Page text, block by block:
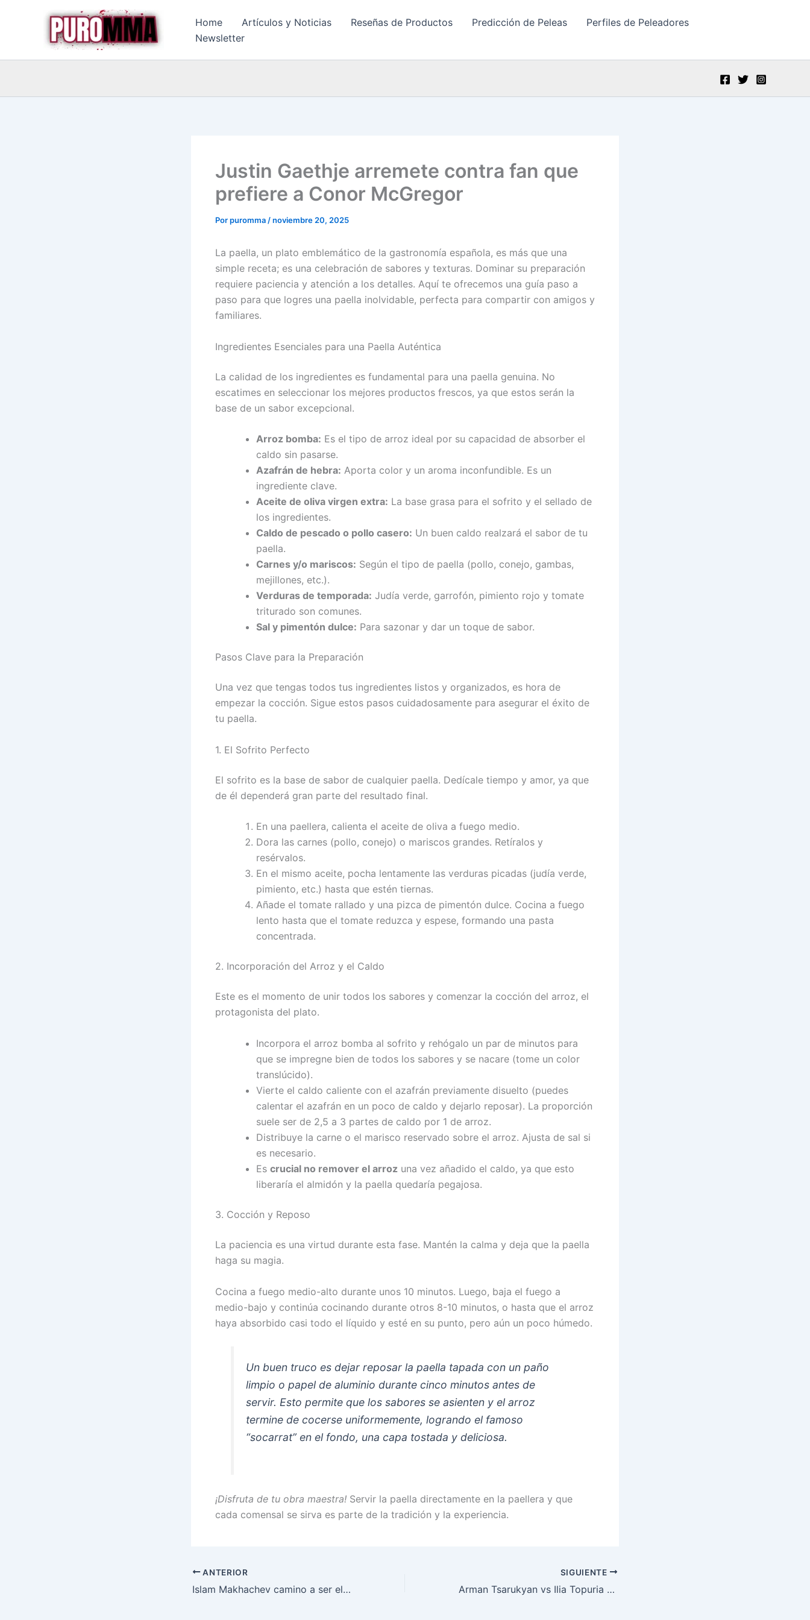
Home Artículos y Noticias Reseñas de Productos Predicción de Peleas
Perfiles de Peleadores
Newsletter
Justin Gaethje arremete contra fan que
prefiere a Conor McGregor
Porpuromma /noviembre 20, 2025
La paella, un plato emblemático de la gastronomía española, es más que una
simple receta; es una celebración de sabores y texturas. Dominar su preparación
requiere paciencia y atención a los detalles. Aquí te ofrecemos una guía paso a
paso para que logres una paella inolvidable, perfecta para compartir con amigos y
familiares.
Ingredientes Esenciales para una Paella Auténtica
La calidad de los ingredientes es fundamental para una paella genuina. No
escatimes en seleccionar los mejores productos frescos, ya que estos serán la
base de un sabor excepcional.
Arroz bomba: Es el tipo de arroz ideal por su capacidad de absorber el
caldo sin pasarse.
Azafrán de hebra: Aporta color y un aroma inconfundible. Es un
ingrediente clave.
Aceite de oliva virgen extra: La base grasa para el sofrito y el sellado de
los ingredientes.
Caldo de pescado o pollo casero: Un buen caldo realzará el sabor de tu
paella.
Carnes y/o mariscos: Según el tipo de paella (pollo, conejo, gambas,
mejillones, etc.).
Verduras de temporada: Judía verde, garrofón, pimiento rojo y tomate
triturado son comunes.
Sal y pimentón dulce: Para sazonar y dar un toque de sabor.
Pasos Clave para la Preparación
Una vez que tengas todos tus ingredientes listos y organizados, es hora de
empezar la cocción. Sigue estos pasos cuidadosamente para asegurar el éxito de
tu paella.
1. El Sofrito Perfecto
El sofrito es la base de sabor de cualquier paella. Dedícale tiempo y amor, ya que
de él dependerá gran parte del resultado final.
En una paellera, calienta el aceite de oliva a fuego medio.
Dora las carnes (pollo, conejo) o mariscos grandes. Retíralos y
resérvalos.
En el mismo aceite, pocha lentamente las verduras picadas (judía verde,
pimiento, etc.) hasta que estén tiernas.
Añade el tomate rallado y una pizca de pimentón dulce. Cocina a fuego
lento hasta que el tomate reduzca y espese, formando una pasta
concentrada.
2. Incorporación del Arroz y el Caldo
Este es el momento de unir todos los sabores y comenzar la cocción del arroz, el
protagonista del plato.
Incorpora el arroz bomba al sofrito y rehógalo un par de minutos para
que se impregne bien de todos los sabores y se nacare (tome un color
translúcido).
Vierte el caldo caliente con el azafrán previamente disuelto (puedes
calentar el azafrán en un poco de caldo y dejarlo reposar). La proporción
suele ser de 2,5 a 3 partes de caldo por 1 de arroz.
Distribuye la carne o el marisco reservado sobre el arroz. Ajusta de sal si
es necesario.
Es crucial no remover el arroz una vez añadido el caldo, ya que esto
liberaría el almidón y la paella quedaría pegajosa.
3. Cocción y Reposo
La paciencia es una virtud durante esta fase. Mantén la calma y deja que la paella
haga su magia.
Cocina a fuego medio-alto durante unos 10 minutos. Luego, baja el fuego a
medio-bajo y continúa cocinando durante otros 8-10 minutos, o hasta que el arroz
haya absorbido casi todo el líquido y esté en su punto, pero aún un poco húmedo.
Un buen truco es dejar reposar la paella tapada con un paño
limpio o papel de aluminio durante cinco minutos antes de
servir. Esto permite que los sabores se asienten y el arroz
termine de cocerse uniformemente, logrando el famoso
“socarrat” en el fondo, una capa tostada y deliciosa.
¡Disfruta de tu obra maestra! Servir la paella directamente en la paellera y que
cada comensal se sirva es parte de la tradición y la experiencia.
ANTERIOR
Islam Makhachev camino a ser el mejor de todos los tiempos: entrenador lo afirma
SIGUIENTE
Arman Tsarukyan vs Ilia Topuria en enero: desafío sin espera